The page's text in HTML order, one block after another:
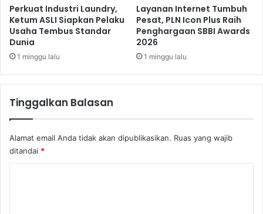
m
u
m
P
a
Perkuat Industri Laundry,
Ketum ASLI Siapkan Pelaku
Usaha Tembus Standar
Dunia
1 minggu lalu
Layanan Internet Tumbuh
Pesat, PLN Icon Plus Raih
Penghargaan SBBI Awards
2026
1 minggu lalu
Tinggalkan Balasan
Alamat email Anda tidak akan dipublikasikan. Ruas yang wajib
ditandai *